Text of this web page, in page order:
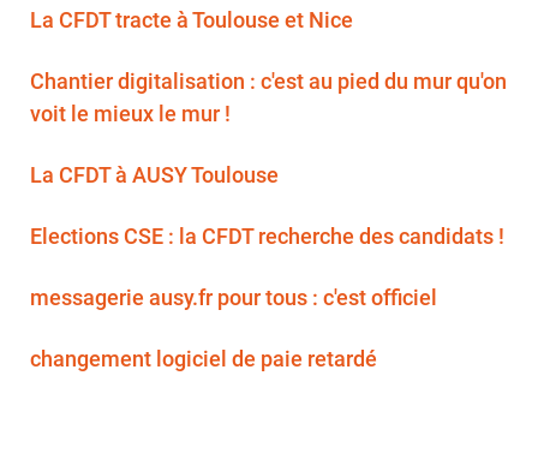
La CFDT tracte à Toulouse et Nice
Chantier digitalisation : c'est au pied du mur qu'on
voit le mieux le mur !
La CFDT à AUSY Toulouse
Elections CSE : la CFDT recherche des candidats !
messagerie ausy.fr pour tous : c'est officiel
changement logiciel de paie retardé